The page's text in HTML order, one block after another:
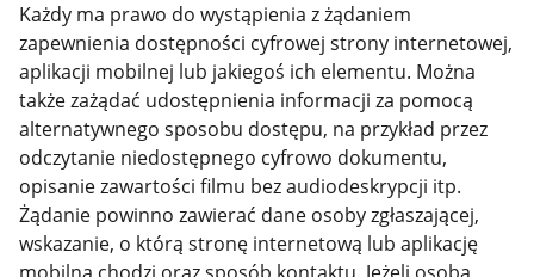
Każdy ma prawo do wystąpienia z żądaniem
zapewnienia dostępności cyfrowej strony internetowej,
aplikacji mobilnej lub jakiegoś ich elementu. Można
także zażądać udostępnienia informacji za pomocą
alternatywnego sposobu dostępu, na przykład przez
odczytanie niedostępnego cyfrowo dokumentu,
opisanie zawartości filmu bez audiodeskrypcji itp.
Żądanie powinno zawierać dane osoby zgłaszającej,
wskazanie, o którą stronę internetową lub aplikację